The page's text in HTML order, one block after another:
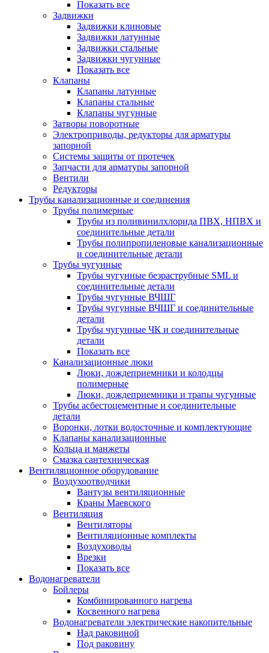
Показать все
Задвижки
Задвижки клиновые
Задвижки латунные
Задвижки стальные
Задвижки чугунные
Показать все
Клапаны
Клапаны латунные
Клапаны стальные
Клапаны чугунные
Затворы поворотные
Электроприводы, редукторы для арматуры
запорной
Системы защиты от протечек
Запчасти для арматуры запорной
Вентили
Редукторы
Трубы канализационные и соединения
Трубы полимерные
Трубы из поливинилхлорида ПВХ, НПВХ и
соединительные детали
Трубы полипропиленовые канализационные
и соединительные детали
Трубы чугунные
Трубы чугунные безраструбные SML и
соединительные детали
Трубы чугунные ВЧШГ
Трубы чугунные ВЧШГ и соединительные
детали
Трубы чугунные ЧК и соединительные
детали
Показать все
Канализационные люки
Люки, дождеприемники и колодцы
полимерные
Люки, дождеприемники и трапы чугунные
Трубы асбестоцементные и соединительные
детали
Воронки, лотки водосточные и комплектующие
Клапаны канализационные
Кольца и манжеты
Смазка сантехническая
Вентиляционное оборудование
Воздухоотводчики
Вантузы вентиляционные
Краны Маевского
Вентиляция
Вентиляторы
Вентиляционные комплекты
Воздуховоды
Врезки
Показать все
Водонагреватели
Бойлеры
Комбинированного нагрева
Косвенного нагрева
Водонагреватели электрические накопительные
Над раковиной
Под раковину